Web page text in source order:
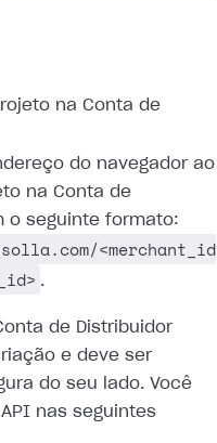
na Conta de
do navegador ao
na Conta de
o seguinte formato:
<merchant_id
.
de Distribuidor
e deve ser
do seu lado. Você
nas seguintes